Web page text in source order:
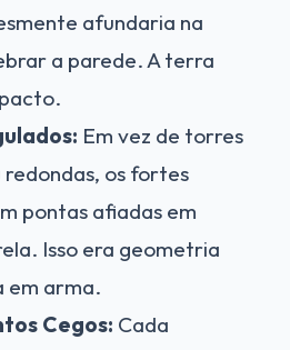
afundaria na
a parede. A terra
Em vez de torres
redondas, os fortes
pontas afiadas em
Isso era geometria
em arma.
Cegos: Cada